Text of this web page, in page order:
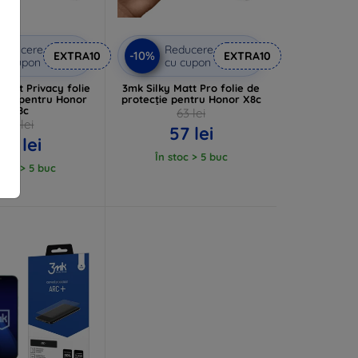
Reducere
cu cupon
EXTRA10
Matt Privacy folie
pentru Honor
X8c
74 lei
67 lei
> 5 buc
-10%
Reducere
cu cupon
EXTRA10
3mk Silky Matt Pro folie de
protecție pentru Honor X8c
63 lei
57 lei
În stoc > 5 buc